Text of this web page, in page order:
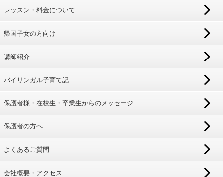
レッスン・料金について
帰国子女の方向け
講師紹介
バイリンガル子育て記
保護者様・在校生・卒業生からのメッセージ
保護者の方へ
よくあるご質問
会社概要・アクセス